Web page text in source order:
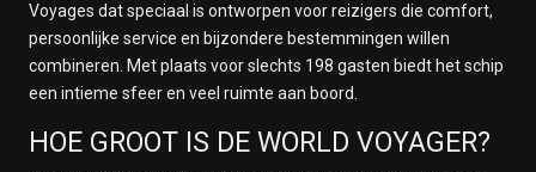
Voyages dat speciaal is ontworpen voor reizigers die comfort,
persoonlijke service en bijzondere bestemmingen willen
combineren. Met plaats voor slechts 198 gasten biedt het schip
een intieme sfeer en veel ruimte aan boord.
HOE GROOT IS DE WORLD VOYAGER?